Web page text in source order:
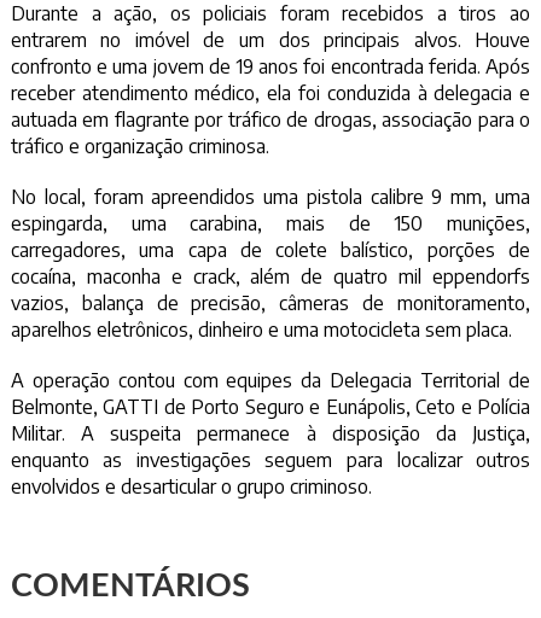
Durante a ação, os policiais foram recebidos a tiros ao
entrarem no imóvel de um dos principais alvos. Houve
confronto e uma jovem de 19 anos foi encontrada ferida. Após
receber atendimento médico, ela foi conduzida à delegacia e
autuada em flagrante por tráfico de drogas, associação para o
tráfico e organização criminosa.
No local, foram apreendidos uma pistola calibre 9 mm, uma
espingarda, uma carabina, mais de 150 munições,
carregadores, uma capa de colete balístico, porções de
cocaína, maconha e crack, além de quatro mil eppendorfs
vazios, balança de precisão, câmeras de monitoramento,
aparelhos eletrônicos, dinheiro e uma motocicleta sem placa.
A operação contou com equipes da Delegacia Territorial de
Belmonte, GATTI de Porto Seguro e Eunápolis, Ceto e Polícia
Militar. A suspeita permanece à disposição da Justiça,
enquanto as investigações seguem para localizar outros
envolvidos e desarticular o grupo criminoso.
COMENTÁRIOS